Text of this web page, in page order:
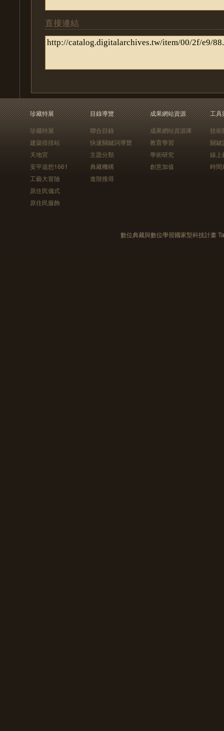
直接連結
珍藏特展
珍藏特展
建築排排站
天地宮
安平追想1661
工藝大冒險
原住民儀式
原住民服飾
目錄導覽
聯合目錄
快速關鍵詞導覽
主題分類
典藏機構
進階搜尋
成果網站資源
成果網站資源庫
教育學習
學術研究
創意加值
工具
技術
關鍵
線上
時間
數位典藏與數位學習國家型科技計畫